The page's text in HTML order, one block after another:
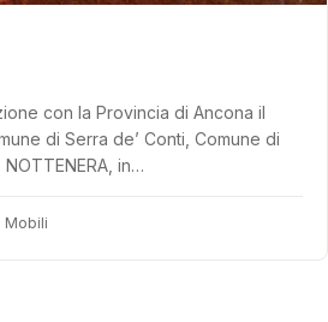
con la Provincia di Ancona il
di Serra de’ Conti, Comune di
in…
Mobili